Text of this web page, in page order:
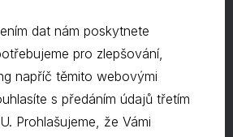
dat nám poskytnete
pro zlepšování,
napříč těmito webovými
Prohlašujeme, že Vámi